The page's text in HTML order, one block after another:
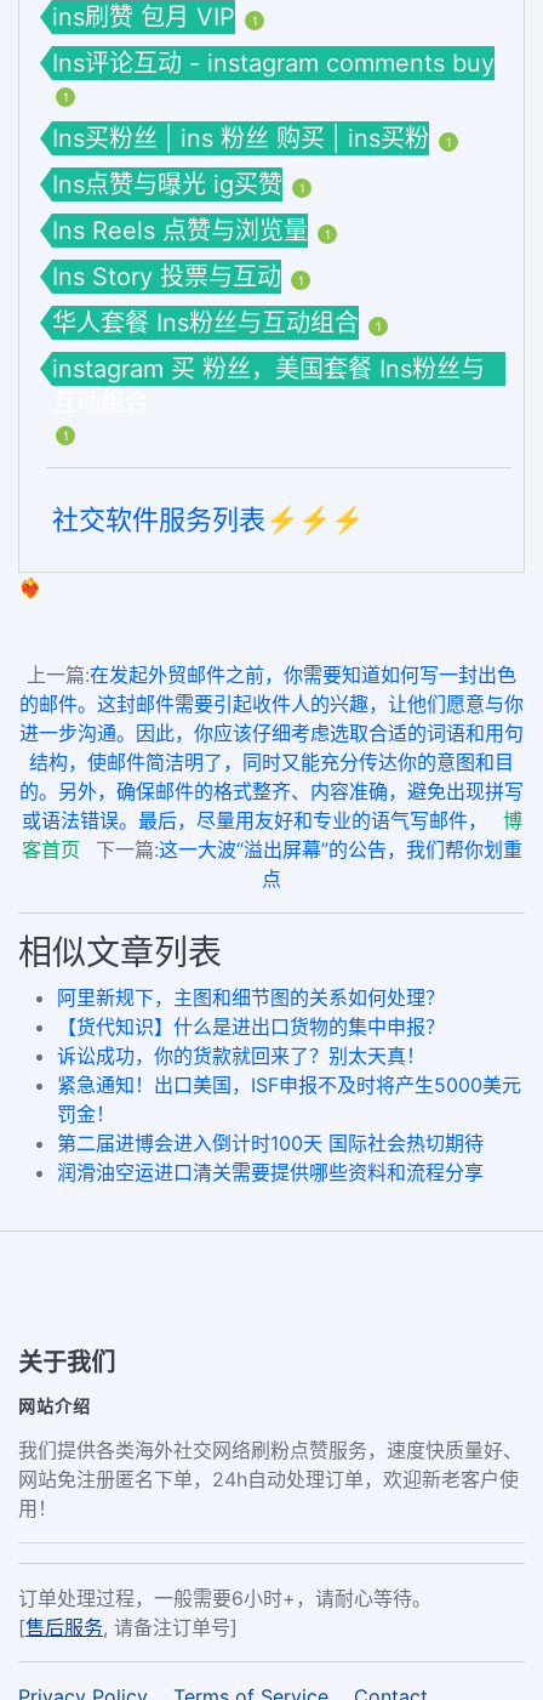
ins刷赞 包月 VIP 1
Ins评论互动 - instagram comments buy
1
Ins买粉丝 | ins 粉丝 购买 | ins买粉 1
Ins点赞与曝光 ig买赞 1
Ins Reels 点赞与浏览量 1
Ins Story 投票与互动 1
华人套餐 Ins粉丝与互动组合 1
instagram 买 粉丝，美国套餐 Ins粉丝与
1
社交软件服务列表⚡️⚡️⚡️
❤️‍🔥
上一篇:在发起外贸邮件之前，你需要知道如何写一封出色
的邮件。这封邮件需要引起收件人的兴趣，让他们愿意与你
进一步沟通。因此，你应该仔细考虑选取合适的词语和用句
结构，使邮件简洁明了，同时又能充分传达你的意图和目
的。另外，确保邮件的格式整齐、内容准确，避免出现拼写
或语法错误。最后，尽量用友好和专业的语气写邮件，
博
客首页
下一篇:这一大波“溢出屏幕”的公告，我们帮你划重
点
相似文章列表
阿里新规下，主图和细节图的关系如何处理？
【货代知识】什么是进出口货物的集中申报？
诉讼成功，你的货款就回来了？别太天真！
紧急通知！出口美国，ISF申报不及时将产生5000美元
罚金！
第二届进博会进入倒计时100天 国际社会热切期待
润滑油空运进口清关需要提供哪些资料和流程分享
关于我们
网站介绍
我们提供各类海外社交网络刷粉点赞服务，速度快质量好、
网站免注册匿名下单，24h自动处理订单，欢迎新老客户使
用！
订单处理过程，一般需要6小时+，请耐心等待。
[售后服务, 请备注订单号]